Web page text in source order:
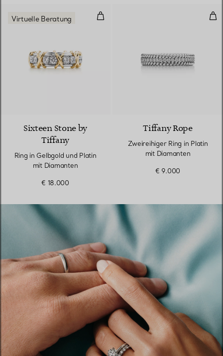
Ring in Gelbgold und Platin mit
Virtuelle Beratung
Sixteen Stone by
Tiffany
Ring in Gelbgold und Platin
mit Diamanten
€ 18.000
Tiffany Rope
Zweireihiger Ring in Platin
mit Diamanten
€ 9.000